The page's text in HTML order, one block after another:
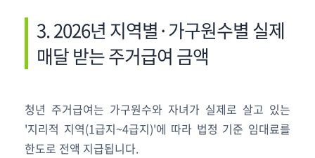
3. 2026년 지역별·가구원수별 실제
매달 받는 주거급여 금액
청년 주거급여는 가구원수와 자녀가 실제로 살고 있는
'지리적 지역(1급지~4급지)'에 따라 법정 기준 임대료를
한도로 전액 지급됩니다.